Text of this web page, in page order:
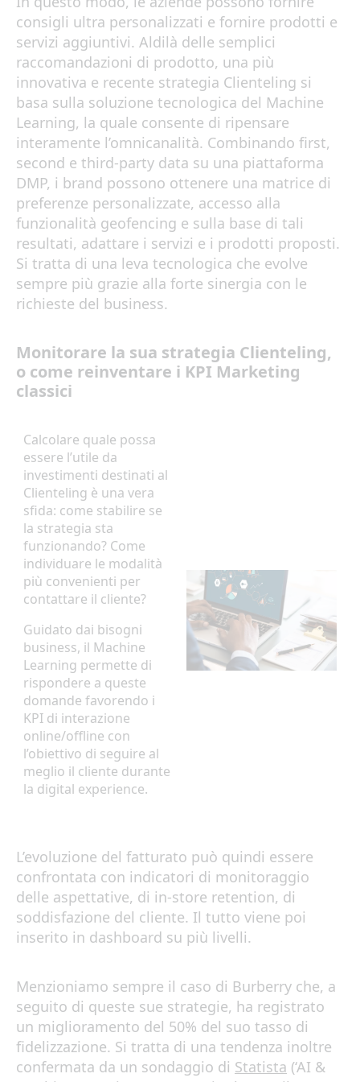
consigli ultra personalizzati e fornire prodotti e
servizi aggiuntivi. Aldilà delle semplici
raccomandazioni di prodotto, una più
innovativa e recente strategia Clienteling si
basa sulla soluzione tecnologica del Machine
Learning, la quale consente di ripensare
interamente l’omnicanalità. Combinando first,
second e third-party data su una piattaforma
DMP, i brand possono ottenere una matrice di
preferenze personalizzate, accesso alla
funzionalità geofencing e sulla base di tali
resultati, adattare i servizi e i prodotti proposti.
Si tratta di una leva tecnologica che evolve
sempre più grazie alla forte sinergia con le
richieste del business.
Monitorare la sua strategia Clienteling,
o come reinventare i KPI Marketing
classici
Calcolare quale possa
essere l’utile da
investimenti destinati al
Clienteling è una vera
sfida: come stabilire se
la strategia sta
funzionando? Come
individuare le modalità
più convenienti per
contattare il cliente?
Guidato dai bisogni
business, il Machine
Learning permette di
rispondere a queste
domande favorendo i
KPI di interazione
online/offline con
l’obiettivo di seguire al
meglio il cliente durante
la digital experience.
L’evoluzione del fatturato può quindi essere
confrontata con indicatori di monitoraggio
delle aspettative, di in-store retention, di
soddisfazione del cliente. Il tutto viene poi
inserito in dashboard su più livelli.
Menzioniamo sempre il caso di Burberry che, a
seguito di queste sue strategie, ha registrato
un miglioramento del 50% del suo tasso di
fidelizzazione. Si tratta di una tendenza inoltre
confermata da un sondaggio di Statista (‘AI &